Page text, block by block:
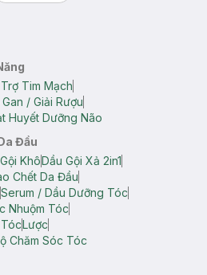
Tim Mạch
Gan / Giải Rượu
Huyết Dưỡng Não
Đầu
KhôDầu Gội Xả 2in1
Chết Da Đầu
Serum / Dầu Dưỡng Tóc
Nhuộm Tóc
Lược
Chăm Sóc Tóc